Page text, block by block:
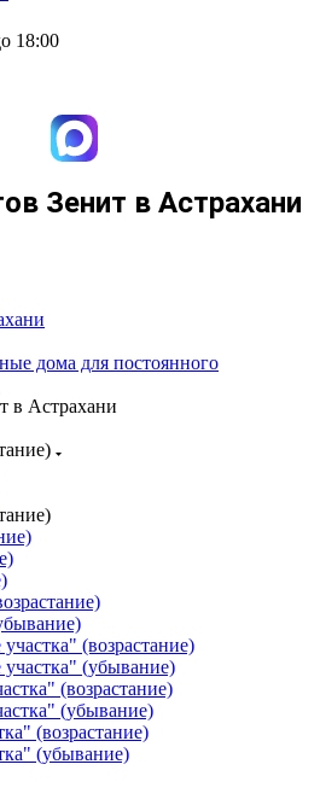
18:00
Зенит в Астрахани
дома для постоянного
в Астрахани
(возрастание)
(убывание)
(возрастание)
(убывание)
(возрастание)
(убывание)